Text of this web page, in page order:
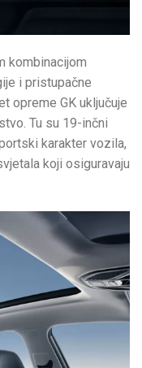
kombinacijom
i pristupačne
opreme GK uključuje
Tu su 19-inčni
karakter vozila,
koji osiguravaju